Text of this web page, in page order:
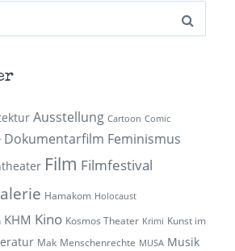
Ausstellung Cartoon Comic
Dokumentarfilm Feminismus
Film Filmfestival
Hamakom Holocaust
KHM Kino Kosmos Theater Krimi Kunst im
Mak Menschenrechte MUSA Musik